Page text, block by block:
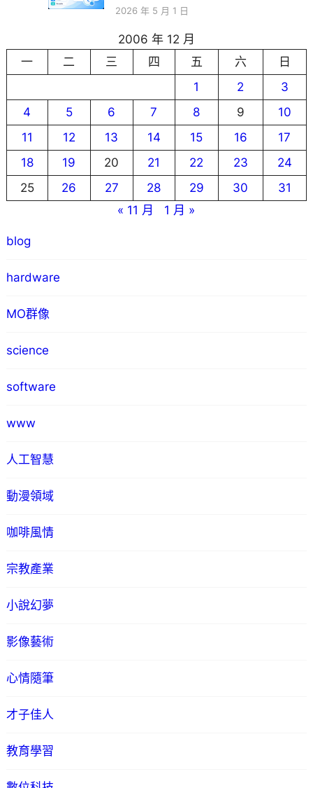
2026 年 5 月 1 日
2006 年 12 月
一
二 三 四 五 六
日
1
2
3
4
5 6 7 8 9
10
11
12 13 14 15 16
17
18
19 20 21 22 23
24
25
26 27 28 29 30
31
« 11 月
1 月 »
blog
hardware
MO群像
science
software
www
人工智慧
動漫領域
咖啡風情
宗教產業
小說幻夢
影像藝術
心情隨筆
才子佳人
教育學習